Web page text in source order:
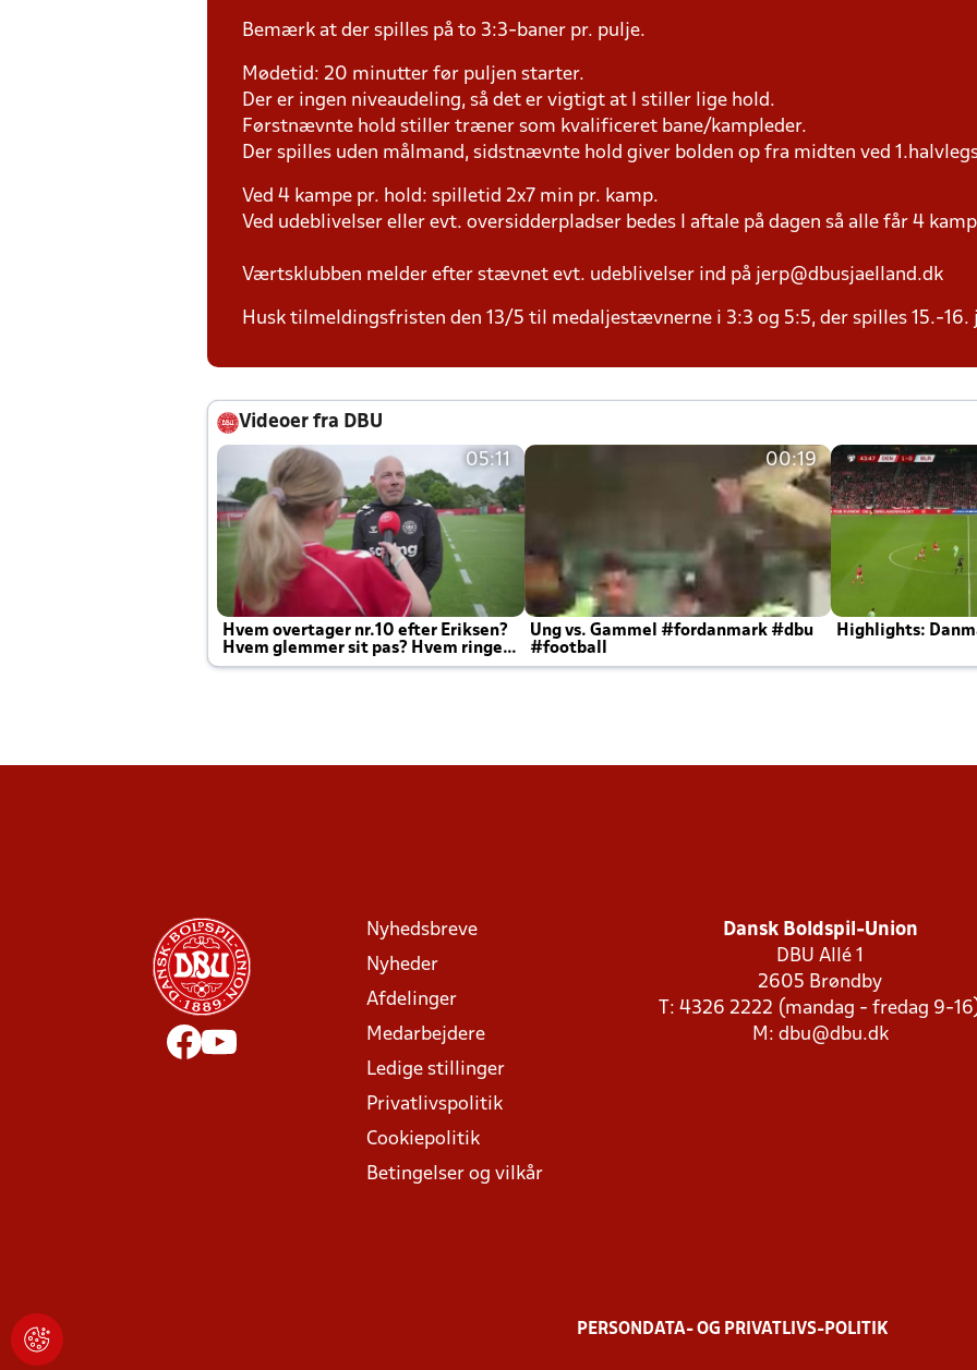
Bemærk at der spilles på to 3:3-baner pr. pulje.
Mødetid: 20 minutter før puljen starter.
Der er ingen niveaudeling, så det er vigtigt at I stiller lige hold.
Førstnævnte hold stiller træner som kvalificeret bane/kampleder.
Der spilles uden målmand, sidstnævnte hold giver bolden op fra midten ved
Ved 4 kampe pr. hold: spilletid 2x7 min pr. kamp.
Ved udeblivelser eller evt. oversidderpladser bedes I aftale på dagen så alle får 4
Værtsklubben melder efter stævnet evt. udeblivelser ind på jerp@dbusjaelland.dk
Husk tilmeldingsfristen den 13/5 til medaljestævnerne i 3:3 og 5:5, der spilles 15.-16.
Videoer fra DBU
05:11
Hvem overtager nr.10 efter Eriksen?
Hvem glemmer sit pas? Hvem ringer
Joachim altid til efter kampe?
00:19
Ung vs. Gammel #fordanmark #dbu
#football
Highlights:
Nyhedsbreve
Nyheder
Afdelinger
Medarbejdere
Ledige stillinger
Privatlivspolitik
Cookiepolitik
Betingelser og vilkår
Dansk Boldspil-Union
DBU Allé 1
2605 Brøndby
T: 4326 2222 (mandag - fredag 9-
M: dbu@dbu.dk
PERSONDATA- OG PRIVATLIVS-POLITIK